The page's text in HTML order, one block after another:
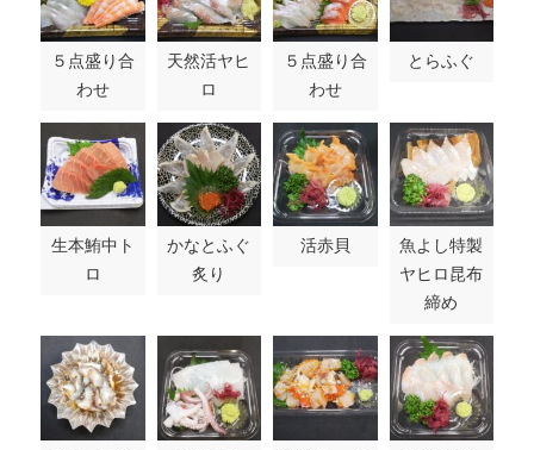
５点盛り合
わせ
天然活ヤヒ
ロ
５点盛り合
わせ
とらふぐ
生本鮪中ト
ロ
かなとふぐ
炙り
活赤貝
魚よし特製
ヤヒロ昆布
締め